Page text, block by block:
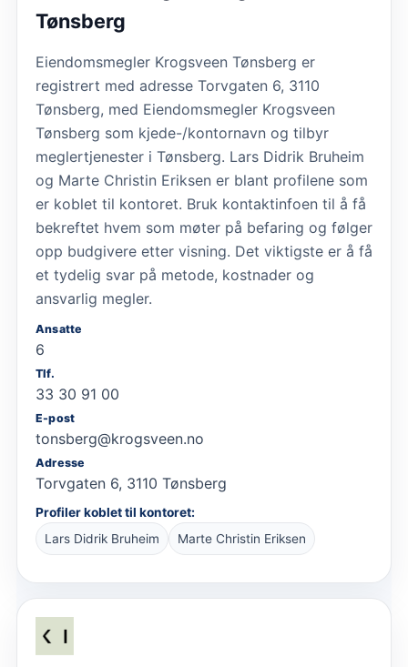
Tønsberg
Eiendomsmegler Krogsveen Tønsberg er
registrert med adresse Torvgaten 6, 3110
Tønsberg, med Eiendomsmegler Krogsveen
Tønsberg som kjede-/kontornavn og tilbyr
meglertjenester i Tønsberg. Lars Didrik Bruheim
og Marte Christin Eriksen er blant profilene som
er koblet til kontoret. Bruk kontaktinfoen til å få
bekreftet hvem som møter på befaring og følger
opp budgivere etter visning. Det viktigste er å få
et tydelig svar på metode, kostnader og
ansvarlig megler.
Ansatte
6
Tlf.
33 30 91 00
E-post
tonsberg@krogsveen.no
Adresse
Torvgaten 6, 3110 Tønsberg
Profiler koblet til kontoret:
Lars Didrik Bruheim
Marte Christin Eriksen